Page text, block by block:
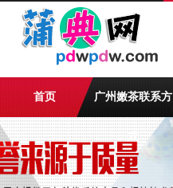
首页 广州嫩茶联系方
式